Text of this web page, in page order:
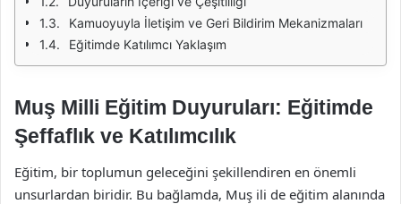
Kamuoyuyla İletişim ve Geri Bildirim Mekanizmaları
Eğitimde Katılımcı Yaklaşım
Muş Milli Eğitim Duyuruları: Eğitimde
Şeffaflık ve Katılımcılık
Eğitim, bir toplumun geleceğini şekillendiren en önemli
unsurlardan biridir. Bu bağlamda, Muş ili de eğitim alanında